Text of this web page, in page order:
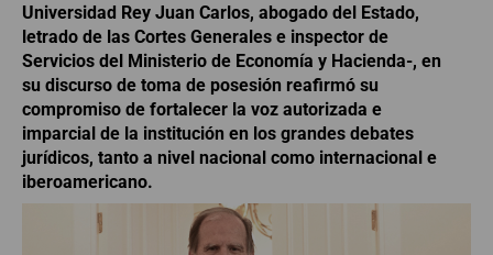
Universidad Rey Juan Carlos, abogado del Estado,
letrado de las Cortes Generales e inspector de
Servicios del Ministerio de Economía y Hacienda-, en
su discurso de toma de posesión reafirmó su
compromiso de fortalecer la voz autorizada e
imparcial de la institución en los grandes debates
jurídicos, tanto a nivel nacional como internacional e
iberoamericano.